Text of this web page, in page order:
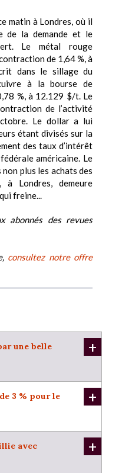
matin à Londres, où il
de la demande et le
Le métal rouge
de 1,64 %, à
dans le sillage du
à la bourse de
%, à 12.129 $/t. Le
de l’activité
Le dollar a lui
étant divisés sur la
des taux d’intérêt
américaine. Le
plus les achats des
à Londres, demeure
freine...
abonnés des revues
consultez notre offre
une belle
+
3 % pour le
+
avec
+